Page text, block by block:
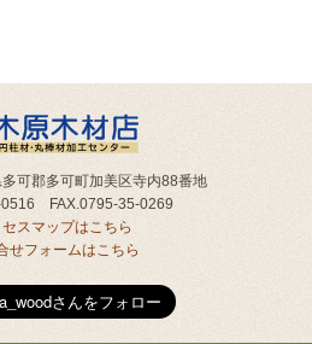
可郡多可町加美区寺内88番地
0516 FAX.0795-35-0269
セスマップはこちら
せフォームはこちら